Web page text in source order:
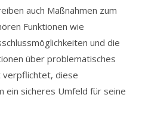
auch Maßnahmen zum
Funktionen wie
und die
über problematisches
verpflichtet, diese
ein sicheres Umfeld für seine